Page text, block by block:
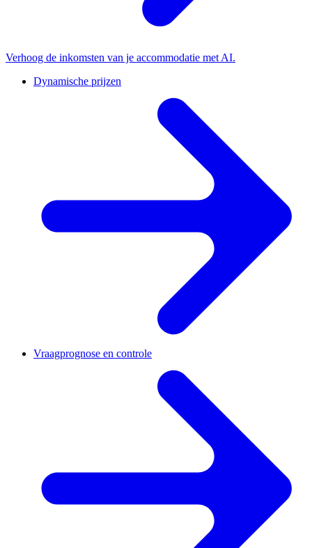
Verhoog de inkomsten van je accommodatie met AI.
Dynamische prijzen
Vraagprognose en controle